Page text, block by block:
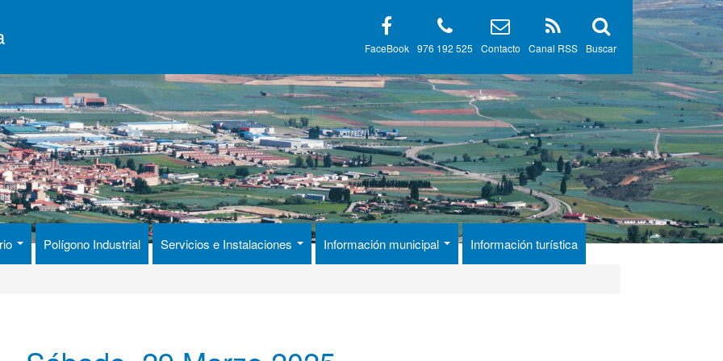
Buscar
Canal RSS
Contacto
976 192 525
FaceBook
Polígono Industrial Servicios e Instalaciones Información municipal Información turística